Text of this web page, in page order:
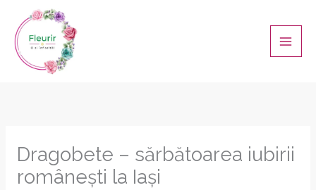
content
Dragobete – sărbătoarea iubirii
românești la Iași